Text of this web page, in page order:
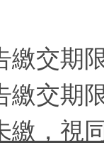
繳交期
繳交期
繳，視